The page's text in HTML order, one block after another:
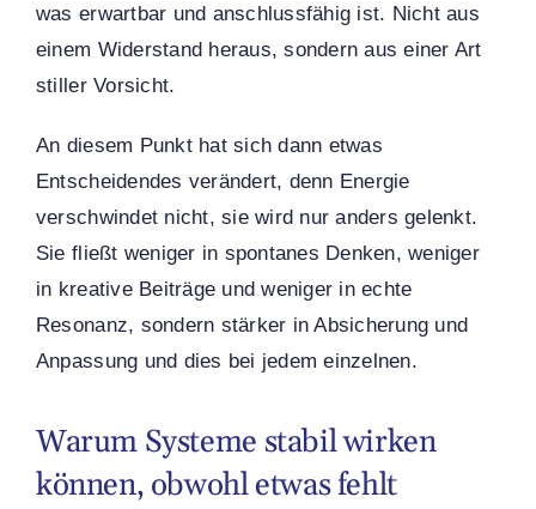
was erwartbar und anschlussfähig ist. Nicht aus
einem Widerstand heraus, sondern aus einer Art
stiller Vorsicht.
An diesem Punkt hat sich dann etwas
Entscheidendes verändert, denn Energie
verschwindet nicht, sie wird nur anders gelenkt.
Sie fließt weniger in spontanes Denken, weniger
in kreative Beiträge und weniger in echte
Resonanz, sondern stärker in Absicherung und
Anpassung und dies bei jedem einzelnen.
Warum Systeme stabil wirken
können, obwohl etwas fehlt